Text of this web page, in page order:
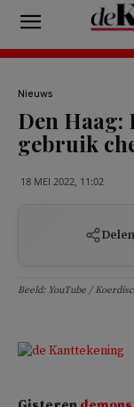
Nieuws
Den Haag:
gebruik
18 MEI 2022, 11:02
Delen
Beeld: YouTube /